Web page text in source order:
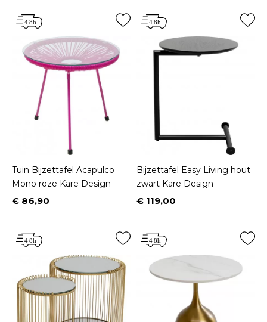
Tuin Bijzettafel Acapulco
Mono roze Kare Design
Prijs
€ 86,90
Bijzettafel Easy Living hout
zwart Kare Design
Prijs
€ 119,00